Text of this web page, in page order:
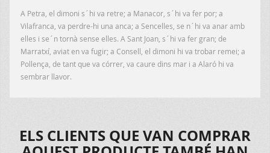
A Petra, el dimoni s´hi va retre; a Manacor, s´hi va fer por; a
Vilafranca, va perdre-hi una anca; a Sencelles, se n´hi va anar amb
elles i se´n tornà sense elles. A Sant Joan, s´hi va fer gran; de
Marratxí, aviat en va fugir; a Consell, el dimoni hi va trobar remei; a
Pollença, de tant que va córrer, va caure dins mar i a Alaró hi va
sembrar llavor.
ELS CLIENTS QUE VAN COMPRAR